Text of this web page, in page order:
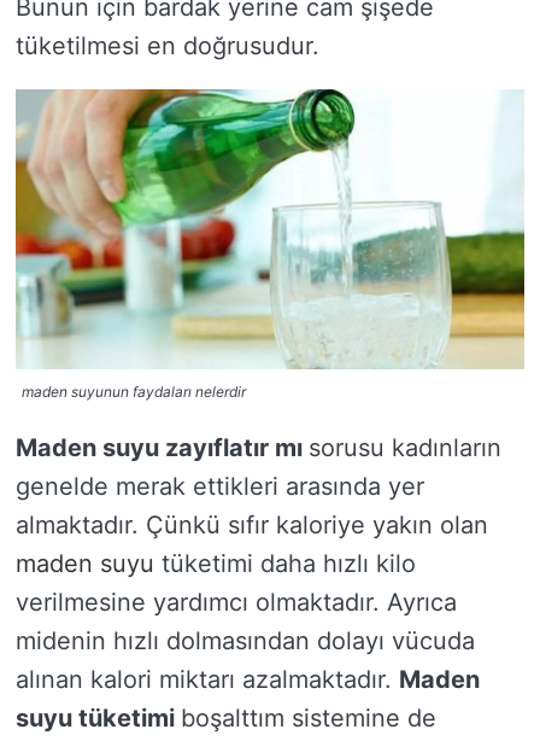
Bunun için bardak yerine cam şişede
tüketilmesi en doğrusudur.
maden suyunun faydaları nelerdir
Maden suyu zayıflatır mı sorusu kadınların
genelde merak ettikleri arasında yer
almaktadır. Çünkü sıfır kaloriye yakın olan
maden suyu tüketimi daha hızlı kilo
verilmesine yardımcı olmaktadır. Ayrıca
midenin hızlı dolmasından dolayı vücuda
alınan kalori miktarı azalmaktadır. Maden
suyu tüketimi boşalttım sistemine de